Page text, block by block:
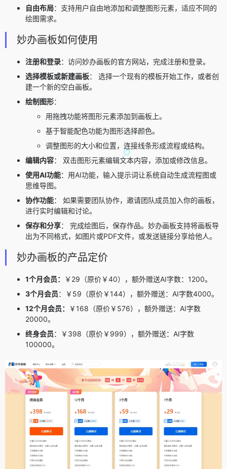
自由布局：支持用户自由地添加和调整图形元素，适应不同的
绘图需求。
妙办画板如何使用
注册和登录：访问妙办画板的官方网站，完成注册和登录。
选择模板或新建画板： 选择一个现有的模板开始工作，或者创
建一个新的空白画板。
绘制图形：
用拖拽功能将图形元素添加到画板上。
基于智能配色功能为图形选择颜色。
调整图形的大小和位置，连接线条形成流程或结构。
编辑内容： 双击图形元素编辑文本内容，添加或修改信息。
使用AI功能：用AI功能，输入提示词让系统自动生成流程图或
思维导图。
协作功能： 如果需要团队协作，邀请团队成员加入你的画板，
进行实时编辑和讨论。
保存和分享： 完成绘图后，保存作品。妙办画板支持将画板导
出为不同格式，如图片或PDF文件，或发送链接分享给他人。
妙办画板的产品定价
1个月会员：
￥29（原价￥40），额外赠送AI字数：1200。
3个月会员：￥59（原价￥144），额外赠送：AI字数4000。
12个月会员：
￥168（原价￥576），额外赠送：AI字数
20000。
终身会员：￥398（原价￥999），额外赠送：AI字数
100000。